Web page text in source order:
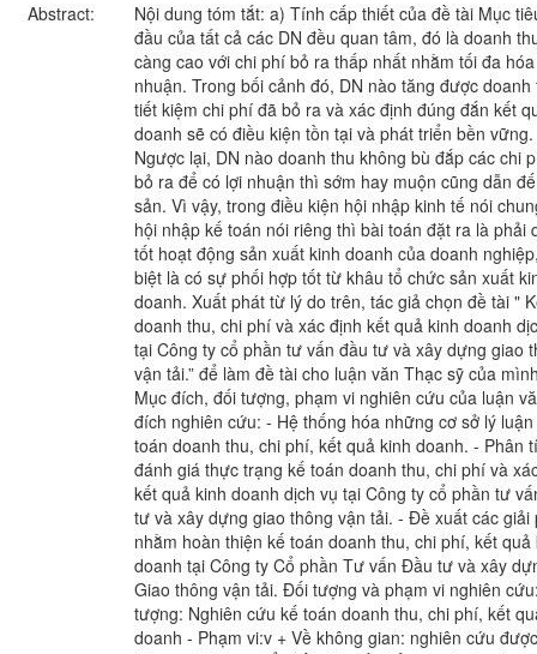
Abstract:
Nội dung tóm tắt: a) Tính cấp thiết của đề tài Mục
đầu của tất cả các DN đều quan tâm, đó là doanh
càng cao với chi phí bỏ ra thấp nhất nhằm tối đa
nhuận. Trong bối cảnh đó, DN nào tăng được doanh
tiết kiệm chi phí đã bỏ ra và xác định đúng đắn kết
doanh sẽ có điều kiện tồn tại và phát triển bền vững.
Ngược lại, DN nào doanh thu không bù đắp các chi
bỏ ra để có lợi nhuận thì sớm hay muộn cũng dẫn
sản. Vì vậy, trong điều kiện hội nhập kinh tế nói
hội nhập kế toán nói riêng thì bài toán đặt ra là phải
tốt hoạt động sản xuất kinh doanh của doanh
biệt là có sự phối hợp tốt từ khâu tổ chức sản xuất
doanh. Xuất phát từ lý do trên, tác giả chọn đề tài "
doanh thu, chi phí và xác định kết quả kinh doanh
tại Công ty cổ phần tư vấn đầu tư và xây dựng giao
vận tải.” để làm đề tài cho luận văn Thạc sỹ của
Mục đích, đối tượng, phạm vi nghiên cứu của luận
đích nghiên cứu: - Hệ thống hóa những cơ sở lý
toán doanh thu, chi phí, kết quả kinh doanh. - Phân
đánh giá thực trạng kế toán doanh thu, chi phí và
kết quả kinh doanh dịch vụ tại Công ty cổ phần tư
tư và xây dựng giao thông vận tải. - Đề xuất các giải
nhằm hoàn thiện kế toán doanh thu, chi phí, kết quả
doanh tại Công ty Cổ phần Tư vấn Đầu tư và xây
Giao thông vận tải. Đối tượng và phạm vi nghiên
tượng: Nghiên cứu kế toán doanh thu, chi phí, kết
doanh - Phạm vi:v + Về không gian: nghiên cứu